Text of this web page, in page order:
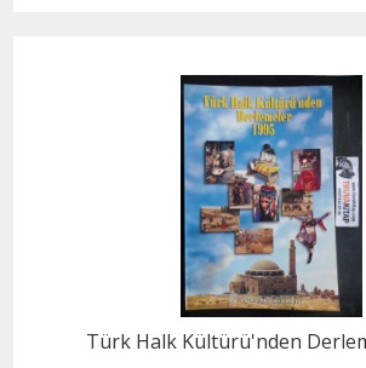
Türk Halk Kültürü'nden